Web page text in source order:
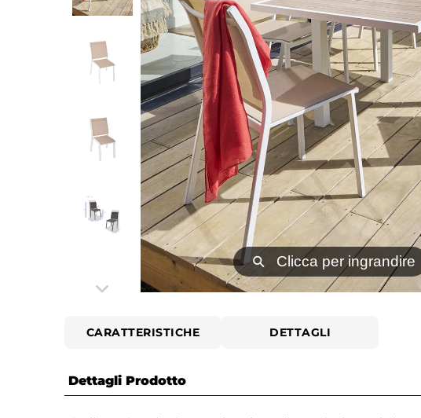
⚲ Clicca per ingrandire
CARATTERISTICHE DETTAGLI
Dettagli Prodotto